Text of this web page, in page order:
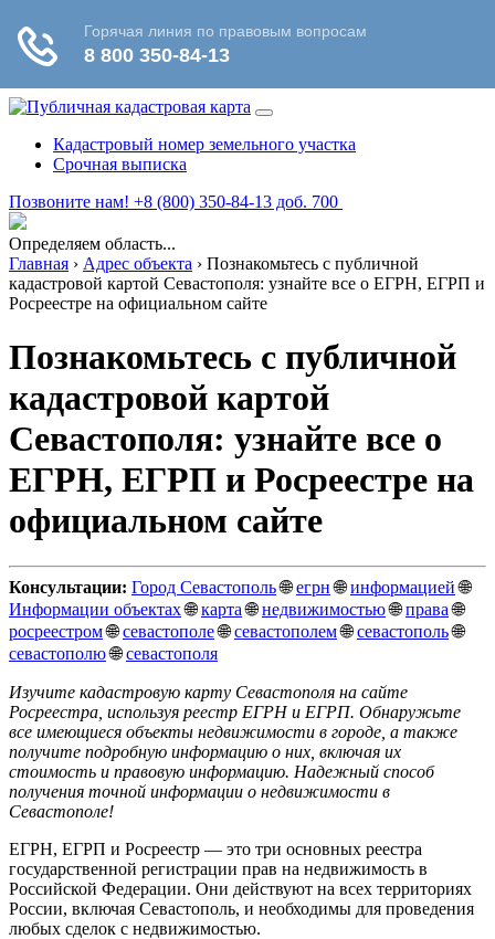
Кадастровый номер земельного участка
Срочная выписка
Позвоните нам! +8 (800) 350-84-13 доб. 700
Определяем область...
Главная › Адрес объекта › Познакомьтесь с публичной
кадастровой картой Севастополя: узнайте все о ЕГРН, ЕГРП и
Росреестре на официальном сайте
Познакомьтесь с публичной
кадастровой картой
Севастополя: узнайте все о
ЕГРН, ЕГРП и Росреестре на
официальном сайте
Консультации: Город Севастополь🌐егрн🌐информацией🌐
Информации объектах🌐карта🌐недвижимостью🌐права🌐
росреестром🌐севастополе🌐севастополем🌐севастополь🌐
севастополю🌐севастополя
Изучите кадастровую карту Севастополя на сайте
Росреестра, используя реестр ЕГРН и ЕГРП. Обнаружьте
все имеющиеся объекты недвижимости в городе, а также
получите подробную информацию о них, включая их
стоимость и правовую информацию. Надежный способ
получения точной информации о недвижимости в
Севастополе!
ЕГРН, ЕГРП и Росреестр — это три основных реестра
государственной регистрации прав на недвижимость в
Российской Федерации. Они действуют на всех территориях
России, включая Севастополь, и необходимы для проведения
любых сделок с недвижимостью.